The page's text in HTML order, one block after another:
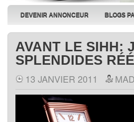
DEVENIR ANNONCEUR BLOGS
AVANT LE SIHH:
SPLENDIDES
13 JANVIER 2011